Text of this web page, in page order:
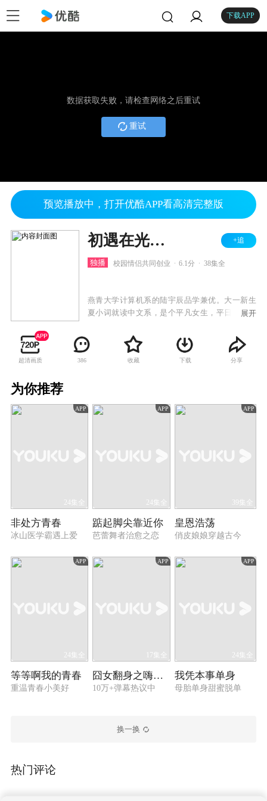
下载APP
数据获取失败，请检查网络之后重试
重试
预览播放中，打开优酷APP看高清完整版
初遇在光年之外 +追
独播 校园情侣共同创业 6.1分 38集全
燕青大学计算机系的陆宇辰品学兼优。大一新生
夏小词就读中文系，是个平凡女生，平日爱好就
善良的夏小词，上学第一天就意外撞个满怀，并
惹出一连串糗事，两人就此结下梁子。但随着在
校园生活的互动，他们越来越默契，共同解决了
展开
超清画质 386 收藏 下载 分享
为你推荐
APP
24集全
非处方青春
冰山医学霸遇上爱
APP
24集全
踮起脚尖靠近你
芭蕾舞者治愈之恋
APP
39集全
皇恩浩荡
俏皮娘娘穿越古今
APP
24集全
等等啊我的青春
重温青春小美好
APP
17集全
囧女翻身之嗨如花 第二季
10万+弹幕热议中
APP
24集全
我凭本事单身
母胎单身甜蜜脱单
换一换
热门评论